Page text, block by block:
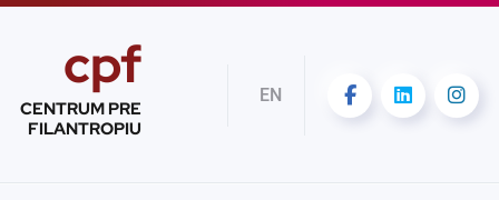
cpf
CENTRUM PRE
FILANTROPIU
EN